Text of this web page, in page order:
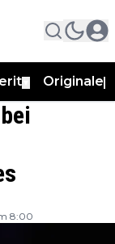
Originale
8:00